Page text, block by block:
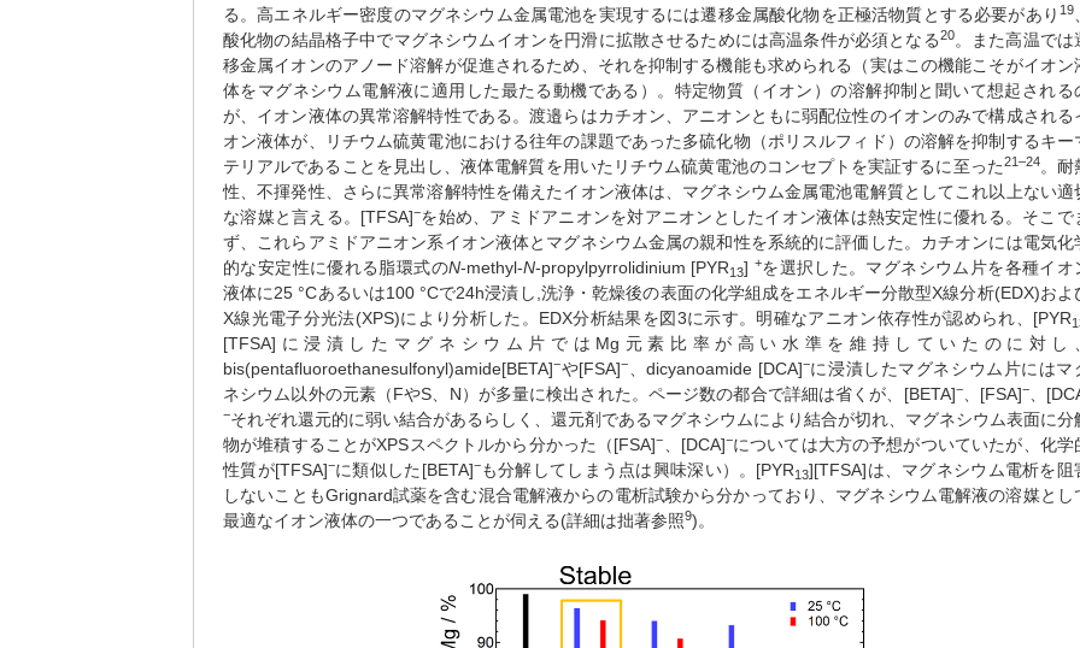
る。高エネルギー密度のマグネシウム金属電池を実現するには遷移金属酸化物を正極活物質とする必要があり 19
酸化物の結晶格子中でマグネシウムイオンを円滑に拡散させるためには高温条件が必須となる20。また高温では
移金属イオンのアノード溶解が促進されるため、それを抑制する機能も求められる（実はこの機能こそがイオン
体をマグネシウム電解液に適用した最たる動機である）。特定物質（イオン）の溶解抑制と聞いて想起される
が、イオン液体の異常溶解特性である。渡邉らはカチオン、アニオンともに弱配位性のイオンのみで構成される
オン液体が、リチウム硫黄電池における往年の課題であった多硫化物（ポリスルフィド）の溶解を抑制するキー
テリアルであることを見出し、液体電解質を用いたリチウム硫黄電池のコンセプトを実証するに至った21–24。耐
性、不揮発性、さらに異常溶解特性を備えたイオン液体は、マグネシウム金属電池電解質としてこれ以上ない適
な溶媒と言える。[TFSA]−を始め、アミドアニオンを対アニオンとしたイオン液体は熱安定性に優れる。そこで
ず、これらアミドアニオン系イオン液体とマグネシウム金属の親和性を系統的に評価した。カチオンには電気化
的な安定性に優れる脂環式のN-methyl-N-propylpyrrolidinium [PYR13] +を選択した。マグネシウム片を各種イオ
液体に25 °Cあるいは100 °Cで24h浸漬し,洗浄・乾燥後の表面の化学組成をエネルギー分散型X線分析(EDX)およ
X線光電子分光法(XPS)により分析した。EDX分析結果を図3に示す。明確なアニオン依存性が認められ、[PYR
[TFSA]に浸漬したマグネシウム片ではMg元素比率が高い水準を維持していたのに対し、
bis(pentafluoroethanesulfonyl)amide[BETA]−や[FSA]− 、dicyanoamide [DCA]−に浸漬したマグネシウム片にはマ
ネシウム以外の元素（FやS、N）が多量に検出された。ページ数の都合で詳細は省くが、[BETA]−、[FSA]−、
−それぞれ還元的に弱い結合があるらしく、還元剤であるマグネシウムにより結合が切れ、マグネシウム表面に分
物が堆積することがXPSスペクトルから分かった（[FSA]− 、[DCA]−については大方の予想がついていたが、化学
性質が[TFSA]−に類似した[BETA]−も分解してしまう点は興味深い）。[PYR13][TFSA]は、マグネシウム電析を阻
しないこともGrignard試薬を含む混合電解液からの電析試験から分かっており、マグネシウム電解液の溶媒とし
最適なイオン液体の一つであることが伺える(詳細は拙著参照9)。